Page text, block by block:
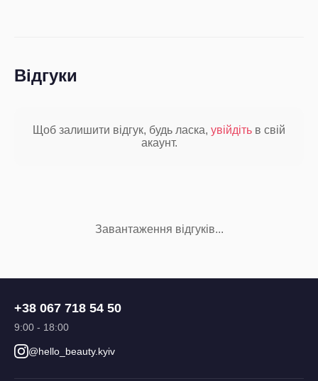
Відгуки
Щоб залишити відгук, будь ласка, увійдіть в свій
акаунт.
Завантаження відгуків...
+38 067 718 54 50
9:00 - 18:00
@hello_beauty.kyiv